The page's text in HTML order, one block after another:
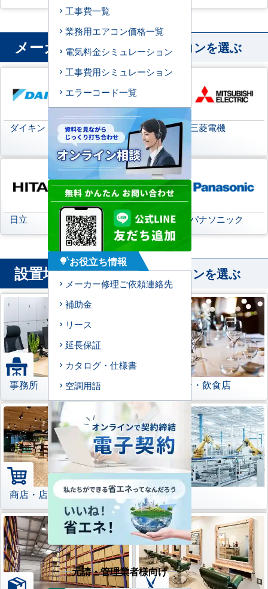
メーカー から業務用エアコンを選ぶ
ダイキン
日本キヤリア
(旧:東芝キヤリア)
三菱電機
日立 三菱重工 パナソニック
設置場所 から業務用エアコンを選ぶ
事務所 レストラン・飲食店
商店・店舗 工場
工事費一覧
業務用エアコン価格一覧
電気料金シミュレーション
工事費用シミュレーション
エラーコード一覧
tips_and_updatesお役立ち情報
メーカー修理ご依頼連絡先
補助金
リース
延長保証
カタログ・仕様書
空調用語
元請・管理業者様向け